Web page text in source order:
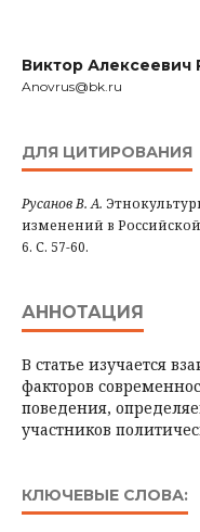
Виктор Алексеевич
Anovrus@bk.ru
ДЛЯ ЦИТИРОВАНИЯ
Русанов В. А.
изменений в
6. С. 57-60.
АННОТАЦИЯ
В статье изучается
факторов
поведения,
участников
КЛЮЧЕВЫЕ СЛОВА: